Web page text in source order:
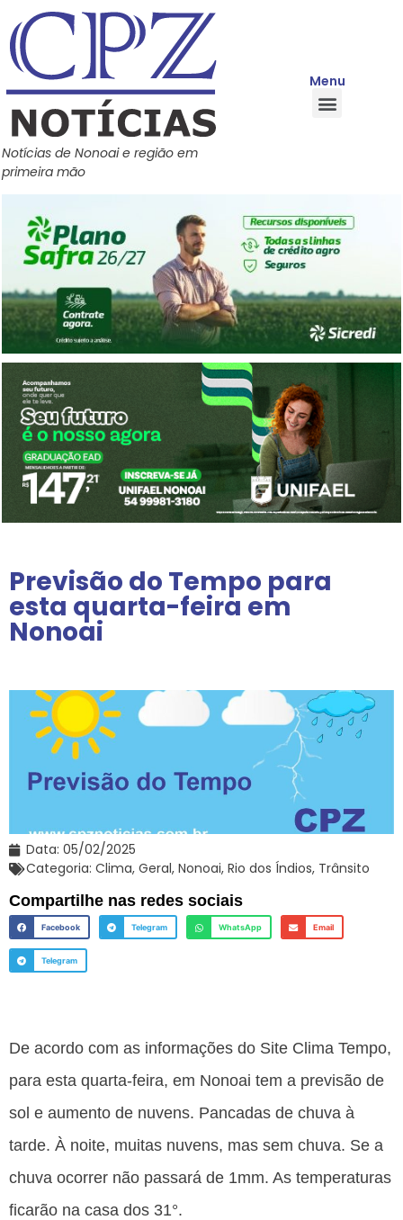
Notícias de Nonoai e região em
primeira mão
Menu
Previsão do Tempo para
esta quarta-feira em
Nonoai
Data: 05/02/2025
Categoria: Clima, Geral, Nonoai, Rio dos Índios, Trânsito
Compartilhe nas redes sociais
Facebook Telegram WhatsApp Email
Telegram
De acordo com as informações do Site Clima Tempo,
para esta quarta-feira, em Nonoai tem a previsão de
sol e aumento de nuvens. Pancadas de chuva à
tarde. À noite, muitas nuvens, mas sem chuva. Se a
chuva ocorrer não passará de 1mm. As temperaturas
ficarão na casa dos 31°.